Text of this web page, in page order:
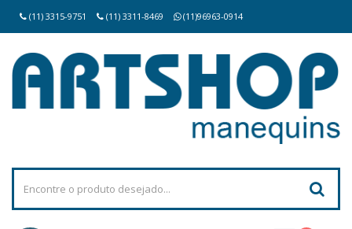
(11) 3315-9751 (11) 3311-8469 (11)96963-0914